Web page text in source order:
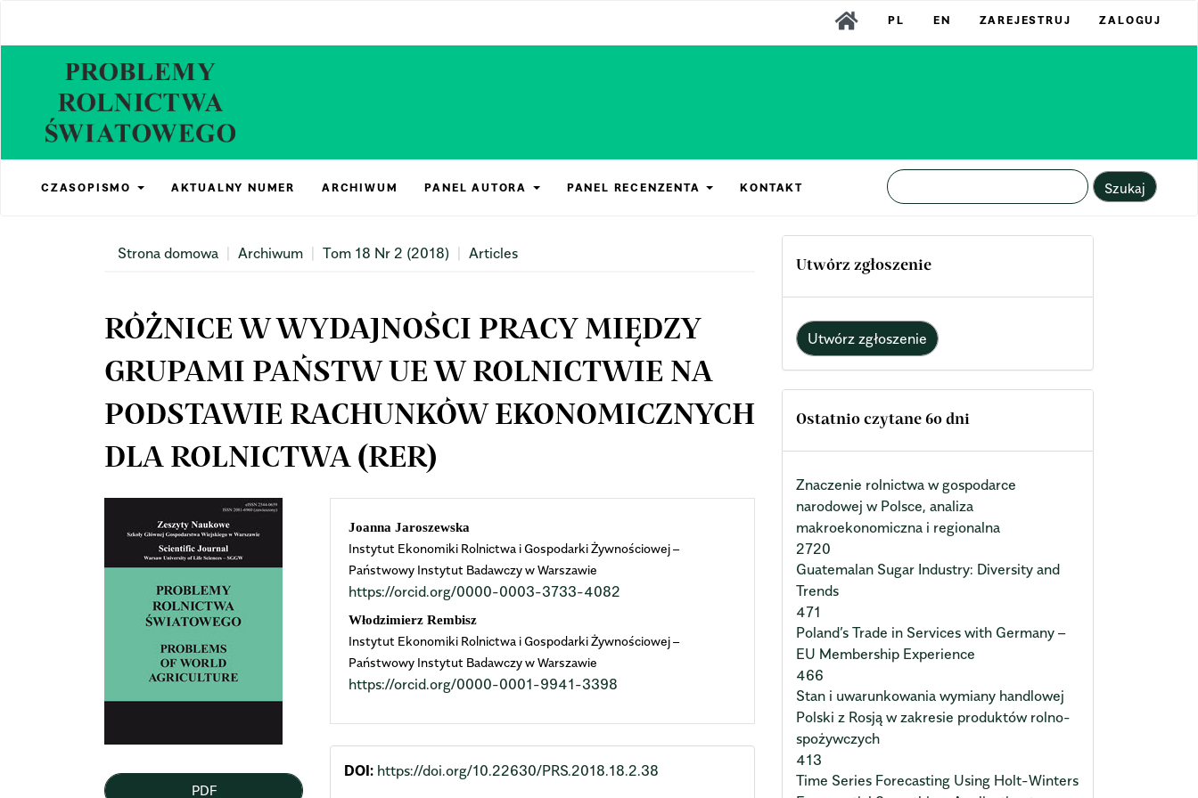
Content
Sidebar
PL EN ZAREJESTRUJ ZALOGUJ
CZASOPISMO AKTUALNY NUMER ARCHIWUM PANEL AUTORA PANEL RECENZENTA KONTAKT Szukaj
Strona domowa Archiwum Tom 18 Nr 2 (2018) Articles
RÓŻNICE W WYDAJNOŚCI PRACY MIĘDZY
GRUPAMI PAŃSTW UE W ROLNICTWIE NA
PODSTAWIE RACHUNKÓW EKONOMICZNYCH
DLA ROLNICTWA (RER)
Article
Sidebar
PDF
Main
Article
Content
Joanna Jaroszewska
Instytut Ekonomiki Rolnictwa i Gospodarki Żywnościowej –
Państwowy Instytut Badawczy w Warszawie
https://orcid.org/0000-0003-3733-4082
Włodzimierz Rembisz
Instytut Ekonomiki Rolnictwa i Gospodarki Żywnościowej –
Państwowy Instytut Badawczy w Warszawie
https://orcid.org/0000-0001-9941-3398
DOI: https://doi.org/10.22630/PRS.2018.18.2.38
Utwórz zgłoszenie
Utwórz zgłoszenie
Ostatnio czytane 60 dni
Znaczenie rolnictwa w gospodarce
narodowej w Polsce, analiza
makroekonomiczna i regionalna
2720
Guatemalan Sugar Industry: Diversity and
Trends
471
Poland’s Trade in Services with Germany –
EU Membership Experience
466
Stan i uwarunkowania wymiany handlowej
Polski z Rosją w zakresie produktów rolno-
spożywczych
413
Time Series Forecasting Using Holt-Winters